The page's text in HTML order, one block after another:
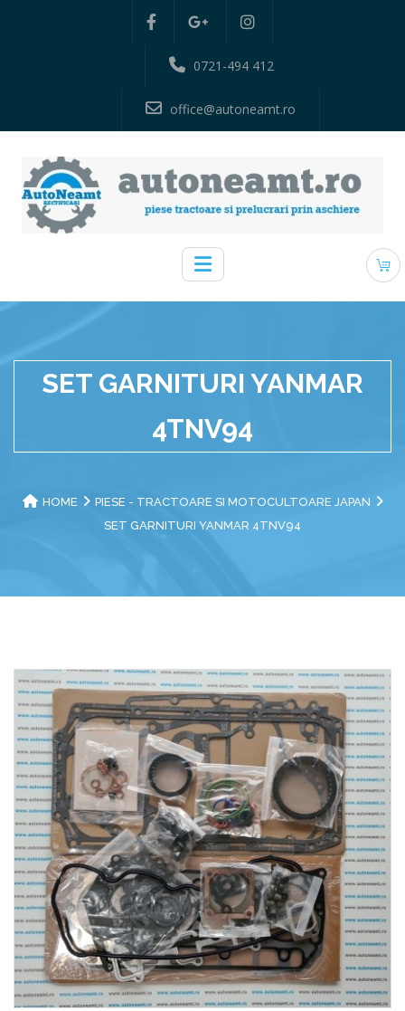
0721-494 412
office@autoneamt.ro
SET GARNITURI YANMAR
4TNV94
HOME
PIESE - TRACTOARE SI MOTOCULTOARE JAPAN
SET GARNITURI YANMAR 4TNV94